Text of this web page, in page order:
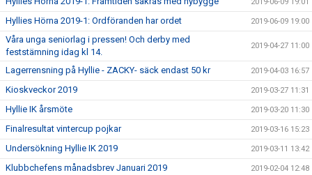
Hyllies Hörna 2019-1: Ordföranden har ordet 2019-06-09 19:00
Våra unga seniorlag i pressen! Och derby med
feststämning idag kl 14.
2019-04-27 11:00
Lagerrensning på Hyllie - ZACKY- säck endast 50 kr 2019-04-03 16:57
Kioskveckor 2019 2019-03-27 11:31
Hyllie IK årsmöte 2019-03-20 11:30
Finalresultat vintercup pojkar 2019-03-16 15:23
Undersökning Hyllie IK 2019 2019-03-11 13:42
Klubbchefens månadsbrev Januari 2019 2019-02-04 12:48